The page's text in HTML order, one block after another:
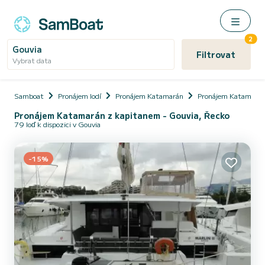
Gouvia
Vybrat data Filtrovat
2
Samboat Pronájem lodí Pronájem Katamarán Pronájem
Pronájem Katamarán z kapitanem - Gouvia, Řecko
79 loď k dispozici v Gouvia
-15%